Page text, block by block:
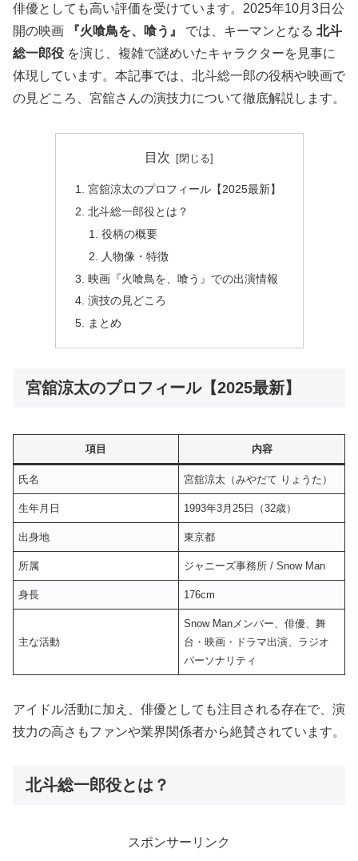
俳優としても高い評価を受けています。2025年10月3日公
開の映画
『火喰鳥を、喰う』 では、キーマンとなる 北斗
総一郎役 を演じ、複雑で謎めいたキャラクターを見事に
体現しています。本記事では、北斗総一郎の役柄や映画で
の見どころ、宮舘さんの演技力について徹底解説します。
目次
宮舘涼太のプロフィール【2025最新】
北斗総一郎役とは？
役柄の概要
人物像・特徴
映画『火喰鳥を、喰う』での出演情報
演技の見どころ
まとめ
宮舘涼太のプロフィール【2025最新】
項目 内容
氏名 宮舘涼太（みやだて りょうた）
生年月日 1993年3月25日（32歳）
出身地 東京都
所属 ジャニーズ事務所 / Snow Man
身長 176cm
主な活動
Snow Manメンバー、俳優、舞
台・映画・ドラマ出演、ラジオ
パーソナリティ
アイドル活動に加え、俳優としても注目される存在で、演
技力の高さもファンや業界関係者から絶賛されています。
北斗総一郎役とは？
スポンサーリンク